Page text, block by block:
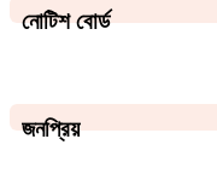
নোটিশ বোর্ড
জনপ্রিয়